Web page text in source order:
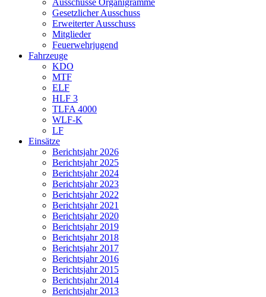
Ausschüsse Organigramme
Gesetzlicher Ausschuss
Erweiterter Ausschuss
Mitglieder
Feuerwehrjugend
Fahrzeuge
KDO
MTF
ELF
HLF 3
TLFA 4000
WLF-K
LF
Einsätze
Berichtsjahr 2026
Berichtsjahr 2025
Berichtsjahr 2024
Berichtsjahr 2023
Berichtsjahr 2022
Berichtsjahr 2021
Berichtsjahr 2020
Berichtsjahr 2019
Berichtsjahr 2018
Berichtsjahr 2017
Berichtsjahr 2016
Berichtsjahr 2015
Berichtsjahr 2014
Berichtsjahr 2013